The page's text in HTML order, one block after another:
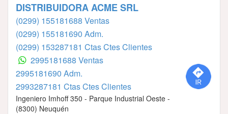
DISTRIBUIDORA ACME SRL
(0299) 155181688 Ventas
(0299) 155181690 Adm.
(0299) 153287181 Ctas Ctes Clientes
2995181688 Ventas
2995181690 Adm.
2993287181 Ctas Ctes Clientes
Ingeniero Imhoff 350 - Parque Industrial Oeste -
(8300) Neuquén